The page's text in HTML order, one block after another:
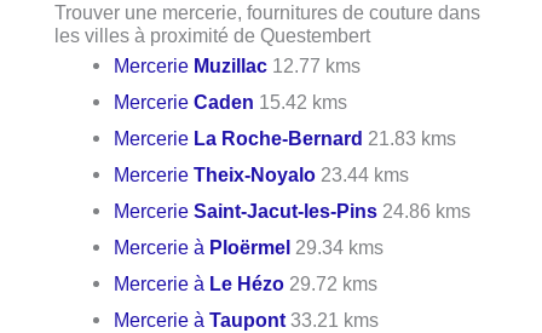
Trouver une mercerie, fournitures de couture dans
les villes à proximité de Questembert
Mercerie Muzillac 12.77 kms
MercerieCaden 15.42 kms
Mercerie La Roche-Bernard 21.83 kms
MercerieTheix-Noyalo 23.44 kms
MercerieSaint-Jacut-les-Pins 24.86 kms
Mercerie à Ploërmel 29.34 kms
Mercerie à Le Hézo 29.72 kms
Mercerie àTaupont 33.21 kms